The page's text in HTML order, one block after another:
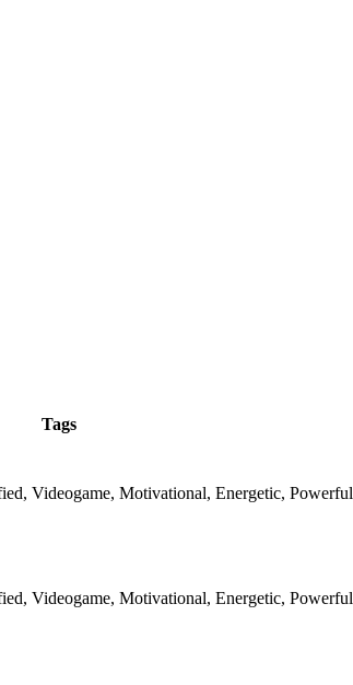
Tags
Videogame, Motivational, Energetic, Powerful
Videogame, Motivational, Energetic, Powerful